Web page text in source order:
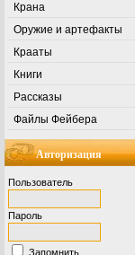
Крана
Оружие и артефакты
Крааты
Книги
Рассказы
Файлы Фейбера
Авторизация
Пользователь
Пароль
Запомнить